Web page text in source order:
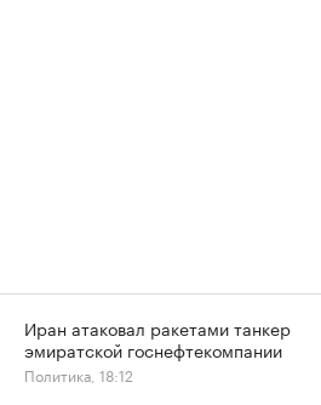
Иран атаковал ракетами танкер
эмиратской госнефтекомпании
Политика, 18:12